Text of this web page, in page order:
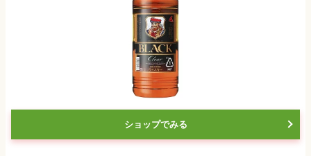
ショップでみる